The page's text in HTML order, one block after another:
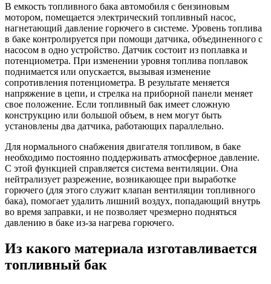
В емкость топливного бака автомобиля с бензиновым
мотором, помещается электрический топливный насос,
нагнетающий давление горючего в системе. Уровень топлива
в баке контролируется при помощи датчика, объединенного с
насосом в одно устройство. Датчик состоит из поплавка и
потенциометра. При изменении уровня топлива поплавок
поднимается или опускается, вызывая изменение
сопротивления потенциометра. В результате меняется
напряжение в цепи, и стрелка на приборной панели меняет
свое положение. Если топливный бак имеет сложную
конструкцию или большой объем, в нем могут быть
установлены два датчика, работающих параллельно.
Для нормального снабжения двигателя топливом, в баке
необходимо постоянно поддерживать атмосферное давление.
С этой функцией справляется система вентиляции. Она
нейтрализует разрежение, возникающее при выработке
горючего (для этого служит клапан вентиляции топливного
бака), помогает удалить лишний воздух, попадающий внутрь
во время заправки, и не позволяет чрезмерно подняться
давлению в баке из-за нагрева горючего.
Из какого материала изготавливается
топливный бак